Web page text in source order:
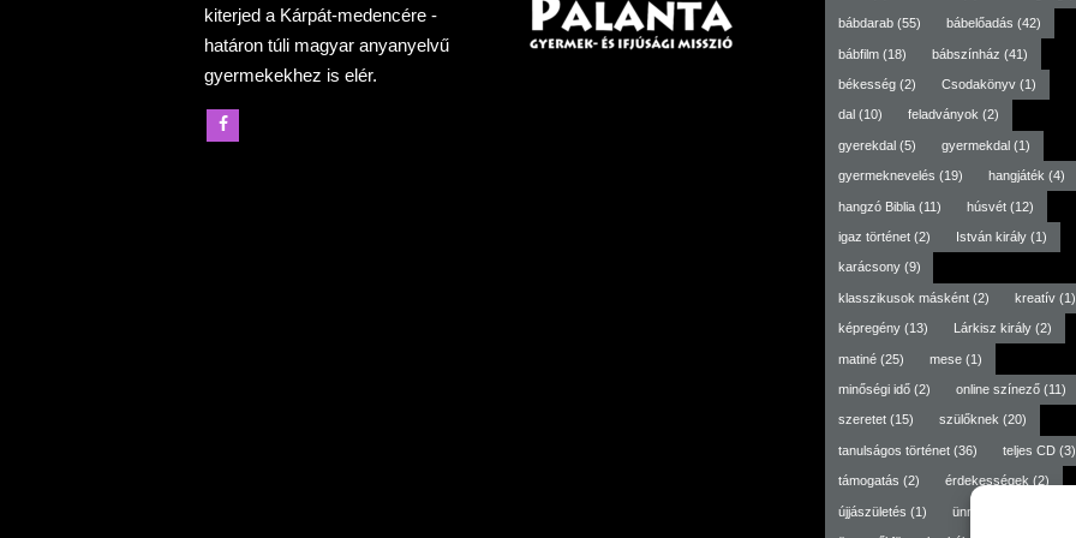
kiterjed a Kárpát-medencére -
határon túli magyar anyanyelvű
gyermekekhez is elér.
bábdarab(55) bábelőadás (42)
bábfilm(18) bábszínház (41)
békesség(2) Csodakönyv(1)
dal (10) feladványok(2)
gyerekdal(5) gyermekdal(1)
gyermeknevelés (19) hangjáték (4)
hangzó Biblia(11) húsvét(12)
igaz történet(2) István király(1)
karácsony(9)
klasszikusok másként(2) kreatív(1)
képregény(13) Lárkisz király(2)
matiné(25) mese(1)
minőségi idő(2) online színező(11)
szeretet(15) szülőknek (20)
tanulságos történet(36) teljes CD(3)
támogatás (2) érdekességek (2)
újjászületés (1) ünneptől független